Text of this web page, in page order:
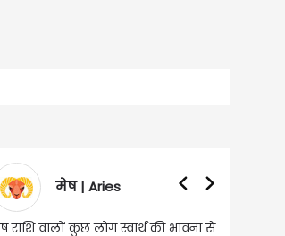
मेष | Aries
कुछ लोग स्वार्थ की भावना सेवृष राशि वालों आय